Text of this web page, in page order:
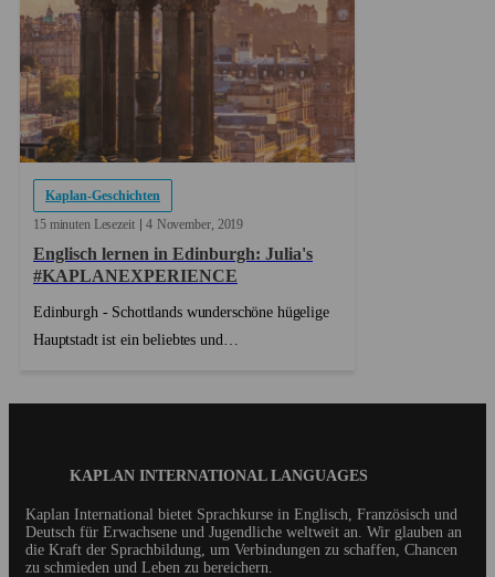
Kaplan-Geschichten
15 minuten Lesezeit
4 November 2019
Englisch lernen in Edinburgh: Julia's
#KAPLANEXPERIENCE
Edinburgh - Schottlands wunderschöne hügelige
Hauptstadt ist ein beliebtes und
KAPLAN INTERNATIONAL LANGUAGES
Kaplan International bietet Sprachkurse in Englisch, Französisch und
Deutsch für Erwachsene und Jugendliche weltweit an. Wir glauben an
die Kraft der Sprachbildung, um Verbindungen zu schaffen, Chancen
zu schmieden und Leben zu bereichern.